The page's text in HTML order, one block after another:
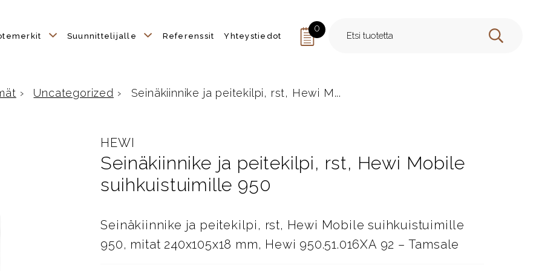
Suunnittelijalle Referenssit Yhteystiedot
0
HAE
› Uncategorized › Seinäkiinnike ja peitekilpi, rst, Hewi M...
HEWI
Seinäkiinnike ja peitekilpi, rst, Hewi Mobile
suihkuistuimille 950
Seinäkiinnike ja peitekilpi, rst, Hewi Mobile suihkuistuimille
950, mitat 240x105x18 mm, Hewi 950.51.016XA 92 – Tamsale